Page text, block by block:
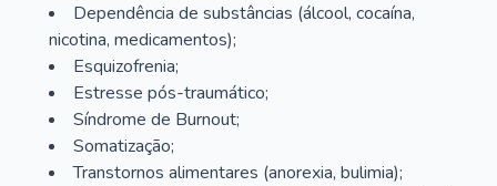
Dependência de substâncias (álcool, cocaína,
nicotina, medicamentos);
Esquizofrenia;
Estresse pós-traumático;
Síndrome de Burnout;
Somatização;
Transtornos alimentares (anorexia, bulimia);